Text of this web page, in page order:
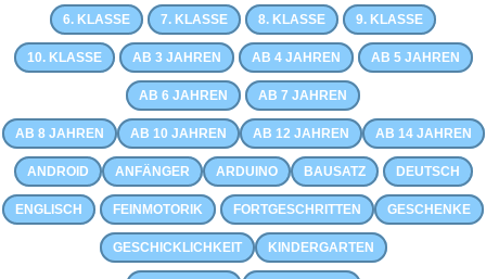
6. KLASSE 7. KLASSE 8. KLASSE 9. KLASSE
10. KLASSE AB 3 JAHREN AB 4 JAHREN AB 5 JAHREN
AB 6 JAHREN AB 7 JAHREN
AB 8 JAHREN AB 10 JAHREN AB 12 JAHREN AB 14 JAHREN
ANDROID ANFÄNGER ARDUINO BAUSATZ DEUTSCH
ENGLISCH FEINMOTORIK FORTGESCHRITTEN GESCHENKE
GESCHICKLICHKEIT KINDERGARTEN